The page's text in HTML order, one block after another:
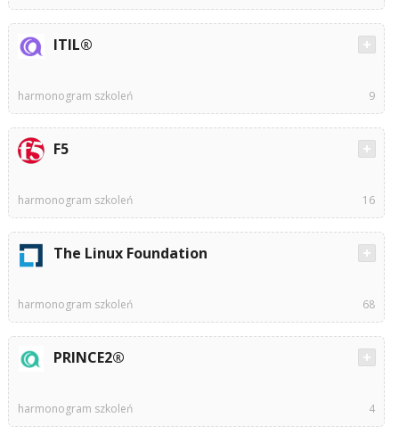
ITIL®
harmonogram szkoleń 9
F5
harmonogram szkoleń 16
The Linux Foundation
harmonogram szkoleń 68
PRINCE2®
harmonogram szkoleń 4